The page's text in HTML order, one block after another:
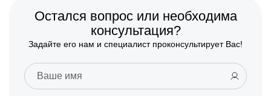
Остался вопрос или необходима
консультация?
Задайте его нам и специалист проконсультирует Вас!